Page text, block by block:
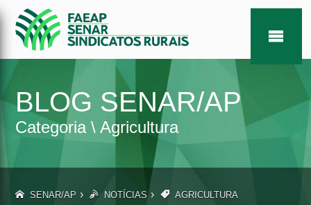
BLOG SENAR/AP
Categoria \ Agricultura
SENAR/AP › NOTÍCIAS › AGRICULTURA